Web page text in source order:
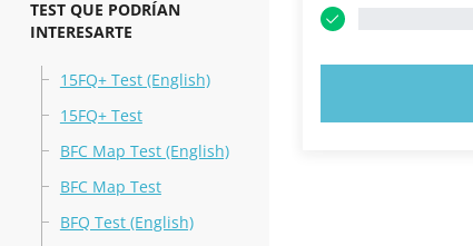
TEST QUE PODRÍAN
INTERESARTE
15FQ+ Test (English)
15FQ+ Test
BFC Map Test (English)
BFC Map Test
BFQ Test (English)